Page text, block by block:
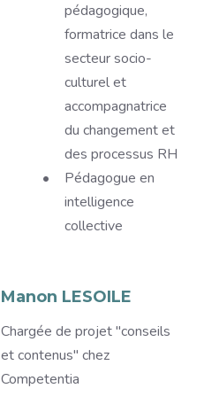
pédagogique,
formatrice dans le
secteur socio-
culturel et
accompagnatrice
du changement et
des processus RH
Pédagogue en
intelligence
collective
Manon LESOILE
Description
Chargée de projet "conseils
et contenus" chez
Competentia